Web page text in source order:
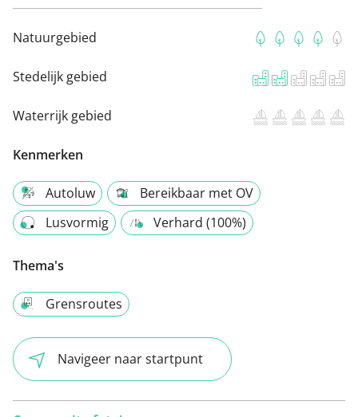
Natuurgebied
Stedelijk gebied
Waterrijk gebied
Kenmerken
Autoluw
Bereikbaar met OV
Lusvormig
Verhard (100%)
Thema's
Grensroutes
Navigeer naar startpunt